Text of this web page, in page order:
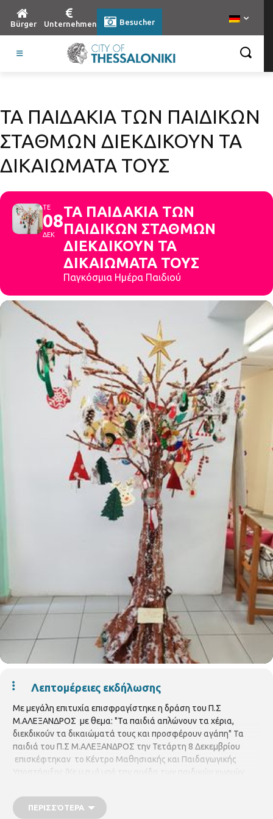
Bürger Unternehmen Besucher
ΤΑ ΠΑΙΔΑΚΙΑ ΤΩΝ ΠΑΙΔΙΚΩΝ
ΣΤΑΘΜΩΝ ΔΙΕΚΔΙΚΟΥΝ ΤΑ
ΔΙΚΑΙΩΜΑΤΑ ΤΟΥΣ
ΤΕ
08
ΔΕΚ
ΤΑ ΠΑΙΔΑΚΙΑ ΤΩΝ
ΠΑΙΔΙΚΩΝ ΣΤΑΘΜΩΝ
ΔΙΕΚΔΙΚΟΥΝ ΤΑ
ΔΙΚΑΙΩΜΑΤΑ ΤΟΥΣ
Παγκόσμια Ημέρα Παιδιού
Λεπτομέρειες εκδήλωσης
Με μεγάλη επιτυχία επισφραγίστηκε η δράση του Π.Σ
Μ.ΑΛΕΞΑΝΔΡΟΣ με θεμα: "Τα παιδιά απλώνουν τα χέρια,
διεκδικούν τα δικαιώματά τους και προσφέρουν αγάπη" Τα
παιδιά του Π.Σ Μ.ΑΛΕΞΑΝΔΡΟΣ την Τετάρτη 8 Δεκεμβρίου
επισκέφτηκαν το Κέντρο Μαθησιακής και Παιδαγωγικής
Υποστήριξης (Kε.μ.π.υ) υπό την αιγίδα των παιδικών χωριών
παιδιών σε ζητήματα Ανθρωπίνων Δικαιωμάτων αλλά και η
ανάδειξη της αλληλεγγύης και της προσφοράς. Γι αυτό τα
ΠΕΡΙΣΣΌΤΕΡΑ